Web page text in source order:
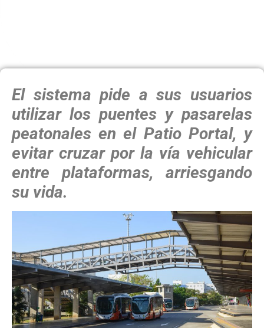
El sistema pide a sus usuarios
utilizar los puentes y pasarelas
peatonales en el Patio Portal, y
evitar cruzar por la vía vehicular
entre plataformas, arriesgando
su vida.